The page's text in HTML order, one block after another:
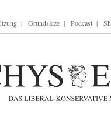
Grundsätze Podcast